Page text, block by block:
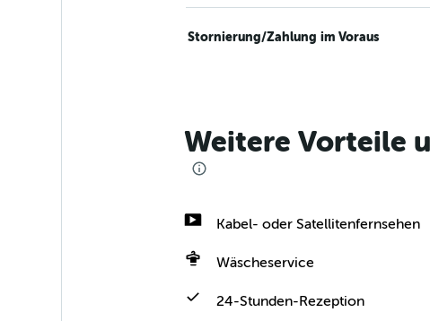
Stornierung/Zahlung im Voraus
Weitere Vorteile
Kabel- oder Satellitenfernsehen
Wäscheservice
24-Stunden-Rezeption